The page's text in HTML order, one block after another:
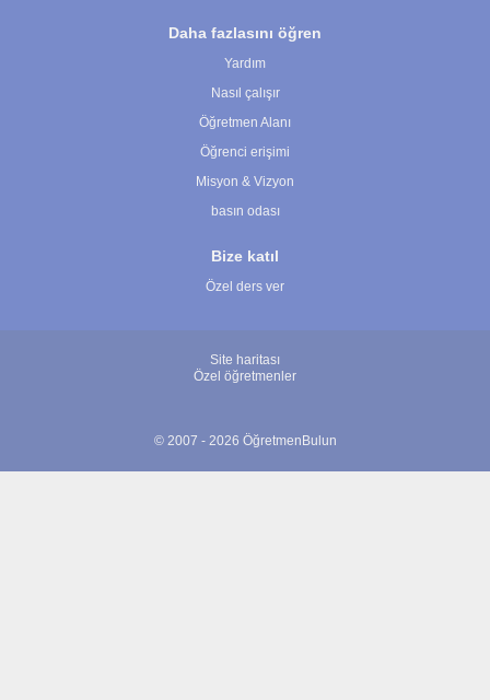
Daha fazlasını öğren
Yardım
Nasıl çalışır
Öğretmen Alanı
Öğrenci erişimi
Misyon & Vizyon
basın odası
Bize katıl
Özel ders ver
Site haritası
Özel öğretmenler
© 2007 - 2026 ÖğretmenBulun